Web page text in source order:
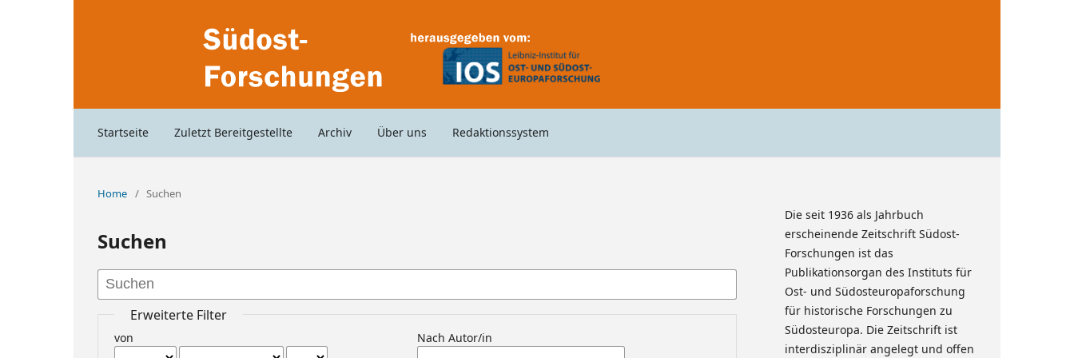
Startseite Zuletzt Bereitgestellte Archiv Über uns Redaktionssystem
Home / Suchen
Suchen
Erweiterte Filter
von Nach Autor/in
Die seit 1936 als Jahrbuch
erscheinende Zeitschrift Südost-
Forschungen ist das
Publikationsorgan des Instituts für
Ost- und Südosteuropaforschung
für historische Forschungen zu
Südosteuropa. Die Zeitschrift ist
interdisziplinär angelegt und offen